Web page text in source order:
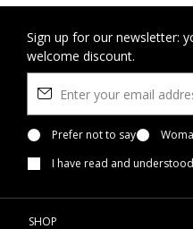
Sign up for our newsletter:
welcome discount.
Prefer not to say
I have read and understood
SHOP